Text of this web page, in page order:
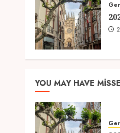
YOU MAY HAVE